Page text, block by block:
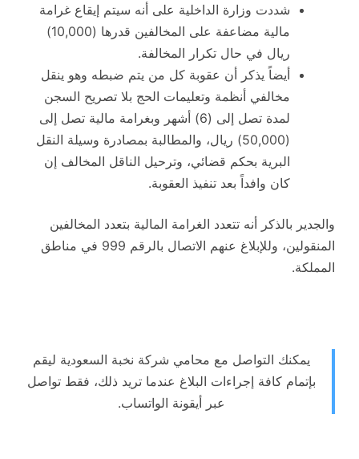
شددت وزارة الداخلية على أنه سيتم إيقاع غرامة
مالية مضاعفة على المخالفين قدرها (10,000)
ريال في حال تكرار المخالفة.
أيضاً يذكر أن عقوبة كل من يتم ضبطه وهو ينقل
مخالفي أنظمة وتعليمات الحج بلا تصريح السجن
لمدة تصل إلى (6) أشهر وبغرامة مالية تصل إلى
(50,000) ريال، والمطالبة بمصادرة وسيلة النقل
البرية بحكم قضائي، وترحيل الناقل المخالف إن
كان وافداً بعد تنفيذ العقوبة.
والجدير بالذكر أنه تتعدد الغرامة المالية بتعدد المخالفين
المنقولين، وللإبلاغ عنهم الاتصال بالرقم 999 في مناطق
المملكة.
يمكنك التواصل مع محامي شركة نخبة السعودية ليقم
بإتمام كافة إجراءات البلاغ عندما تريد ذلك، فقط تواصل
عبر أيقونة الواتساب.